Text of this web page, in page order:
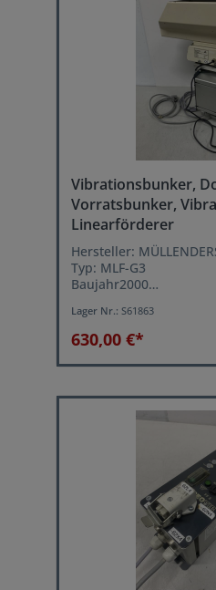
Vibrationsbunker,
Vorratsbunker,
Linearförderer
Hersteller:
Typ: MLF-G3
Baujahr2000
Schwingfrequenz: 6000
Netzanschluss: 230 Volt,
Lager Nr.: S61863
630,00 €*